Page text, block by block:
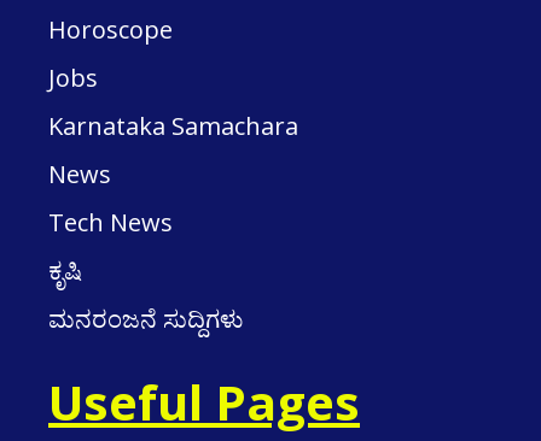
Horoscope
Jobs
Karnataka Samachara
News
Tech News
ಕೃಷಿ
ಮನರಂಜನೆ ಸುದ್ದಿಗಳು
Useful Pages